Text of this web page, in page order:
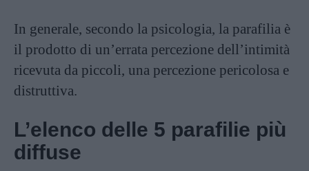
In generale, secondo la psicologia, la parafilia è
il prodotto di un’errata percezione dell’intimità
ricevuta da piccoli, una percezione pericolosa e
distruttiva.
L’elenco delle 5 parafilie più
diffuse